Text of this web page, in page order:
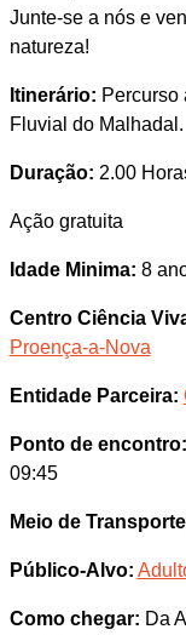
Junte-se a nós e
natureza!
Itinerário: Percurso
Fluvial do Malhadal.
Duração: 2.00
Ação gratuita
Idade Minima: 8
Centro Ciência
Proença-a-Nova
Entidade Parceira:
Ponto de encontro:
09:45
Meio de
Público-Alvo:
Como chegar: Da